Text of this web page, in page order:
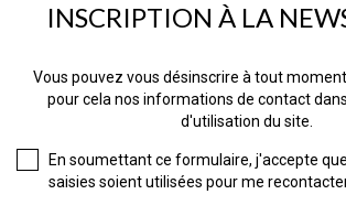
INSCRIPTION À LA
Vous pouvez vous désinscrire à tout
pour cela nos informations de contact
d'utilisation du site.
En soumettant ce formulaire, j'accepte
saisies soient utilisées pour me